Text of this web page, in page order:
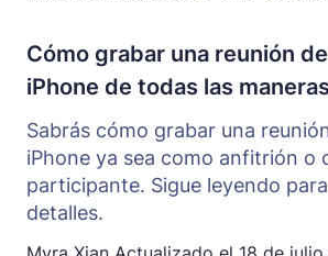
Cómo grabar una reunión
iPhone de todas las
Sabrás cómo grabar una
iPhone ya sea como anfitrión o
participante. Sigue leyendo
detalles.